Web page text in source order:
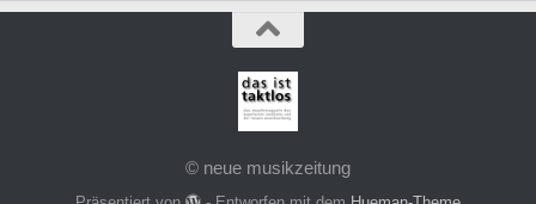
© neue musikzeitung